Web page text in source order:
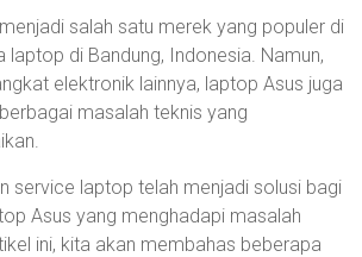
salah satu merek yang populer di
laptop di Bandung, Indonesia. Namun,
elektronik lainnya, laptop Asus juga
masalah teknis yang
service laptop telah menjadi solusi bagi
Asus yang menghadapi masalah
ini, kita akan membahas beberapa